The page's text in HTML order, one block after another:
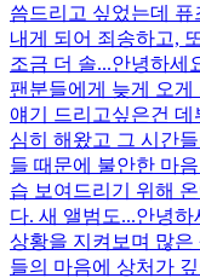
씀드리고 싶었는데
내게 되어 죄송하고,
조금 더 솔...안녕하세
팬분들에게 늦게 오
얘기 드리고싶은건
심히 해왔고 그 시간
들 때문에 불안한 마
습 보여드리기 위해
다. 새 앨범도...안녕하
상황을 지켜보며 많
들의 마음에 상처가